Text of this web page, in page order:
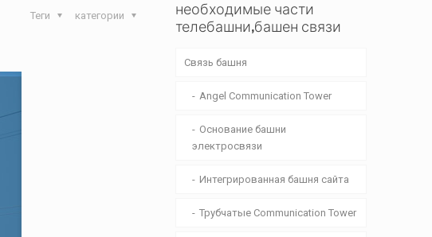
категории
Теги
необходимые части
телебашни,башен связи
Связь башня
Angel Communication Tower
Основание башни
электросвязи
Интегрированная башня сайта
Трубчатые Communication Tower